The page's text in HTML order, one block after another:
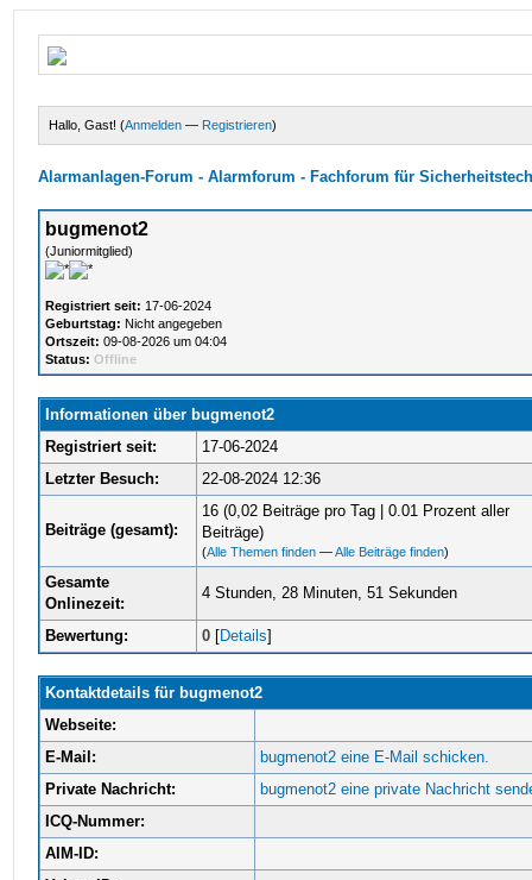
Hallo, Gast! (Anmelden — Registrieren)
Alarmanlagen-Forum - Alarmforum - Fachforum für
bugmenot2
(Juniormitglied)
Registriert seit: 17-06-2024
Geburtstag: Nicht angegeben
Ortszeit: 09-08-2026 um 04:04
Status: Offline
Informationen über bugmenot2
Registriert seit:
17-06-2024
Letzter Besuch:
22-08-2024 12:36
Beiträge (gesamt):
16 (0,02 Beiträge pro Tag | 0.01 Prozent aller
Beiträge)
(Alle Themen finden —Alle Beiträge finden)
Gesamte
Onlinezeit:
4 Stunden, 28 Minuten, 51 Sekunden
Bewertung: 0 [Details]
Kontaktdetails für bugmenot2
Webseite:
E-Mail:
bugmenot2 eine E-Mail schicken.
Private Nachricht:
bugmenot2 eine private Nachricht
ICQ-Nummer:
AIM-ID: